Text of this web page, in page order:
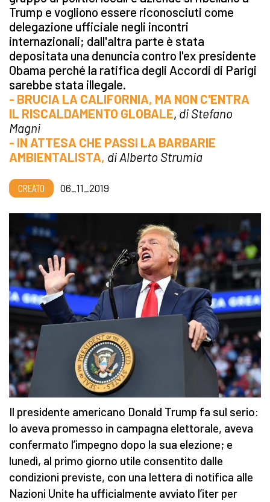
Trump e vogliono essere riconosciuti come
delegazione ufficiale negli incontri
internazionali; dall'altra parte è stata
depositata una denuncia contro l'ex presidente
Obama perché la ratifica degli Accordi di Parigi
sarebbe stata illegale.
- BRUCIA LA CALIFORNIA, MA NON C'ENTRA
IL RISCALDAMENTO GLOBALE, di Stefano
Magni
- IN ATTESA CHE PASSI LA BARBARIE
AMBIENTALISTA, di Alberto Strumia
CREATO 06_11_2019
Il presidente americano Donald Trump fa sul serio:
lo aveva promesso in campagna elettorale, aveva
confermato l’impegno dopo la sua elezione; e
lunedì, al primo giorno utile consentito dalle
condizioni previste, con una lettera di notifica alle
Nazioni Unite ha ufficialmente avviato l’iter per